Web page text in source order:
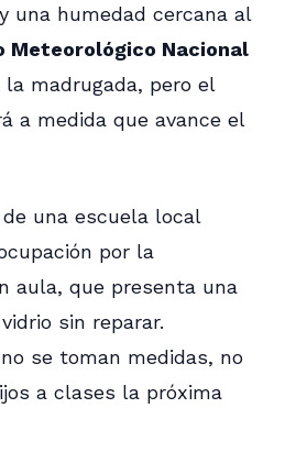
una humedad cercana al
Meteorológico Nacional
madrugada, pero el
a medida que avance el
una escuela local
por la
aula, que presenta una
sin reparar.
se toman medidas, no
a clases la próxima